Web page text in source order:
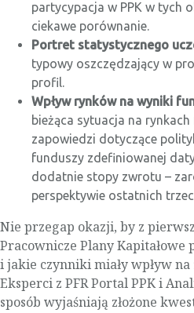
partycypacja w PPK w tych
ciekawe porównanie.
Portret statystycznego
typowy oszczędzający w
profil.
Wpływ rynków na wyniki
bieżąca sytuacja na
zapowiedzi dotyczące
funduszy zdefiniowanej
dodatnie stopy zwrotu –
perspektywie ostatnich
Nie przegap okazji, by z
Pracownicze Plany
i jakie czynniki miały wpływ
Eksperci z PFR Portal PPK i
sposób wyjaśniają złożone